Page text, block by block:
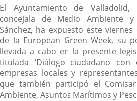
Descripción
El Ayuntamiento de
concejala de Medio Ambiente y
Sánchez, ha expuesto este
de la European Green Week, su
llevada a cabo en la presente
titulada ‘Diálogo ciudadano con
empresas locales y
que también participó el
Ambiente, Asuntos Marítimos y